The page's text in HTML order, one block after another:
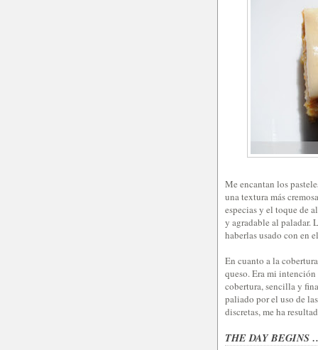
Me encantan los
una textura más
especias y el toque de
y agradable al paladar.
haberlas usado con en
En cuanto a la
queso. Era mi intención
cobertura, sencilla y
paliado por el uso de
discretas, me ha
THE DAY BEGINS